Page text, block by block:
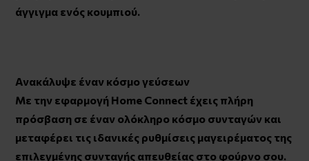
άγγιγμα ενός κουμπιού.
Ανακάλυψε έναν κόσμο γεύσεων
Με την εφαρμογή Home Connect έχεις πλήρη
πρόσβαση σε έναν ολόκληρο κόσμο συνταγών και
μεταφέρει τις ιδανικές ρυθμίσεις μαγειρέματος της
επιλεγμένης συνταγής απευθείας στο φούρνο σου.